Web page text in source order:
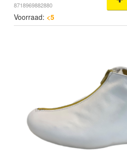
8718969882880
Voorraad: <5